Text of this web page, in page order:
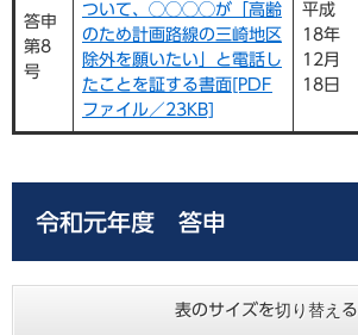
答申
第8
号
ついて、◯◯◯◯が「高齢
のため計画路線の三崎地区
除外を願いたい」と電話し
たことを証する書面[PDF
ファイル／23KB]
平成
18年
12月
18日
令和元年度 答申
表のサイズを切り替える